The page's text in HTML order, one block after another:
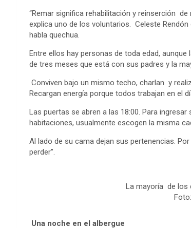
“Remar significa rehabilitación y reinserción
explica uno de los voluntarios. Celeste
habla quechua.
Entre ellos hay personas de toda edad,
de tres meses que está con sus padres y la
Conviven bajo un mismo techo, charlan y
Recargan energía porque todos trabajan en el
Las puertas se abren a las 18:00. Para
habitaciones, usualmente escogen la misma
Al lado de su cama dejan sus pertenencias.
perder”.
La mayoría de los
Una noche en el albergue